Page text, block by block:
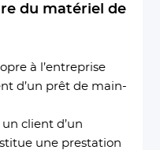
du matériel de
à l’entreprise
d’un prêt de main-
client d’un
une prestation